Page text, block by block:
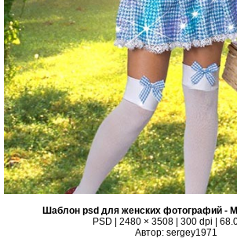
Шаблон psd для женских фотографий -
PSD | 2480 × 3508 | 300 dpi |
Автор: sergey1971